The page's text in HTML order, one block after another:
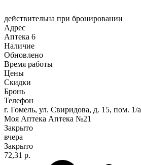
действительна при бронировании
Адрес
Аптека 6
Наличие
Обновлено
Время работы
Цены
Скидки
Бронь
Телефон
г. Гомель, ул. Свиридова, д. 15, пом. 1/а
Моя Аптека Аптека №21
Закрыто
вчера
Закрыто
72,31 р.